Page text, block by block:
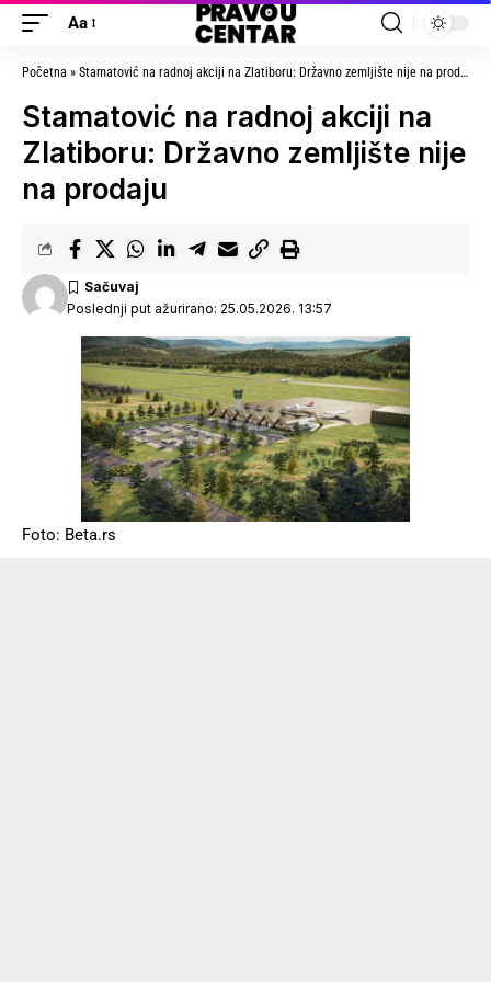
Aa
Početna » Stamatović na radnoj akciji na Zlatiboru: Državno zemljište nije na prodaju
Stamatović na radnoj akciji na
Zlatiboru: Državno zemljište nije
na prodaju
Poslednji put ažurirano: 25.05.2026. 13:57
Foto: Beta.rs